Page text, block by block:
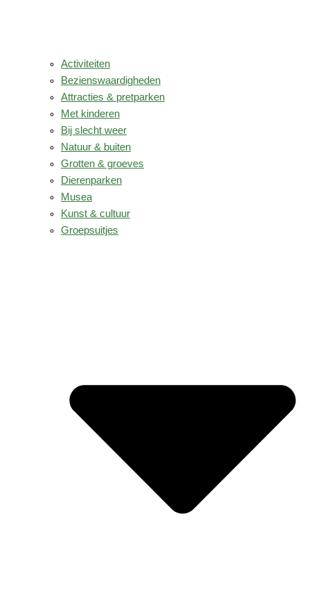
Activiteiten
Bezienswaardigheden
Attracties & pretparken
Met kinderen
Bij slecht weer
Natuur & buiten
Grotten & groeves
Dierenparken
Musea
Kunst & cultuur
Groepsuitjes